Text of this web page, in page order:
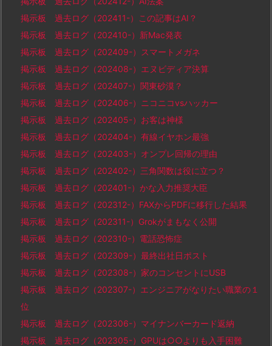
掲示板 過去ログ（202411-）この記事はAI？
掲示板 過去ログ（202410-）新Mac発表
掲示板 過去ログ（202409-）スマートメガネ
掲示板 過去ログ（202408-）エヌビディア決算
掲示板 過去ログ（202407-）関東砂漠？
掲示板 過去ログ（202406-）ニコニコvsハッカー
掲示板 過去ログ（202405-）お客は神様
掲示板 過去ログ（202404-）有線イヤホン最強
掲示板 過去ログ（202403-）オンプレ回帰の理由
掲示板 過去ログ（202402-）三角関数は役に立つ？
掲示板 過去ログ（202401-）かな入力推奨大臣
掲示板 過去ログ（202312-）FAXからPDFに移行した結果
掲示板 過去ログ（202311-）Grokがまもなく公開
掲示板 過去ログ（202310-）電話恐怖症
掲示板 過去ログ（202309-）最終出社日ポスト
掲示板 過去ログ（202308-）家のコンセントにUSB
掲示板 過去ログ（202307-）エンジニアがなりたい職業の１
位
掲示板 過去ログ（202306-）マイナンバーカード返納
掲示板 過去ログ（202305-）GPUは○○よりも入手困難